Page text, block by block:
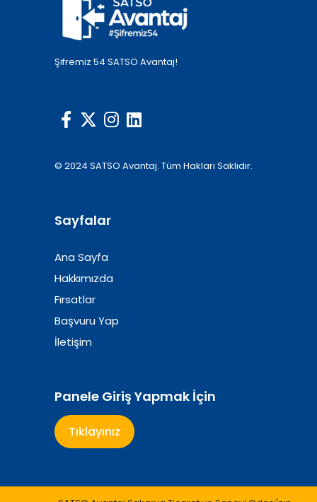
Şifremiz 54 SATSO Avantaj!
© 2024 SATSO Avantaj. Tüm Hakları Saklıdır.
Sayfalar
Ana Sayfa
Hakkımızda
Fırsatlar
Başvuru Yap
İletişim
Panele Giriş Yapmak İçin
Tıklayınız